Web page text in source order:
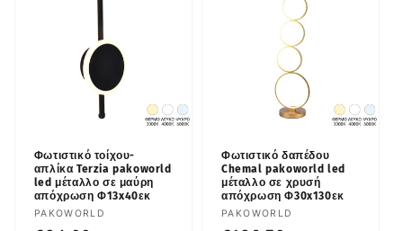
Φωτιστικό τοίχου-
απλίκα Terzia pakoworld
led μέταλλο σε μαύρη
απόχρωση Φ13x40εκ
Προμηθευτής:
PAKOWORLD
Φωτιστικό δαπέδου
Chemal pakoworld led
μέταλλο σε χρυσή
απόχρωση Φ30x130εκ
Προμηθευτής:
PAKOWORLD